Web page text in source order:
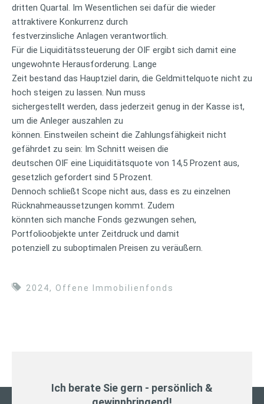
dritten Quartal. Im Wesentlichen sei dafür die wieder
attraktivere Konkurrenz durch
festverzinsliche Anlagen verantwortlich.
Für die Liquiditätssteuerung der OIF ergibt sich damit eine
ungewohnte Herausforderung. Lange
Zeit bestand das Hauptziel darin, die Geldmittelquote nicht zu
hoch steigen zu lassen. Nun muss
sichergestellt werden, dass jederzeit genug in der Kasse ist,
um die Anleger auszahlen zu
können. Einstweilen scheint die Zahlungsfähigkeit nicht
gefährdet zu sein: Im Schnitt weisen die
deutschen OIF eine Liquiditätsquote von 14,5 Prozent aus,
gesetzlich gefordert sind 5 Prozent.
Dennoch schließt Scope nicht aus, dass es zu einzelnen
Rücknahmeaussetzungen kommt. Zudem
könnten sich manche Fonds gezwungen sehen,
Portfolioobjekte unter Zeitdruck und damit
potenziell zu suboptimalen Preisen zu veräußern.
2024, Offene Immobilienfonds
Ich berate Sie gern - persönlich &